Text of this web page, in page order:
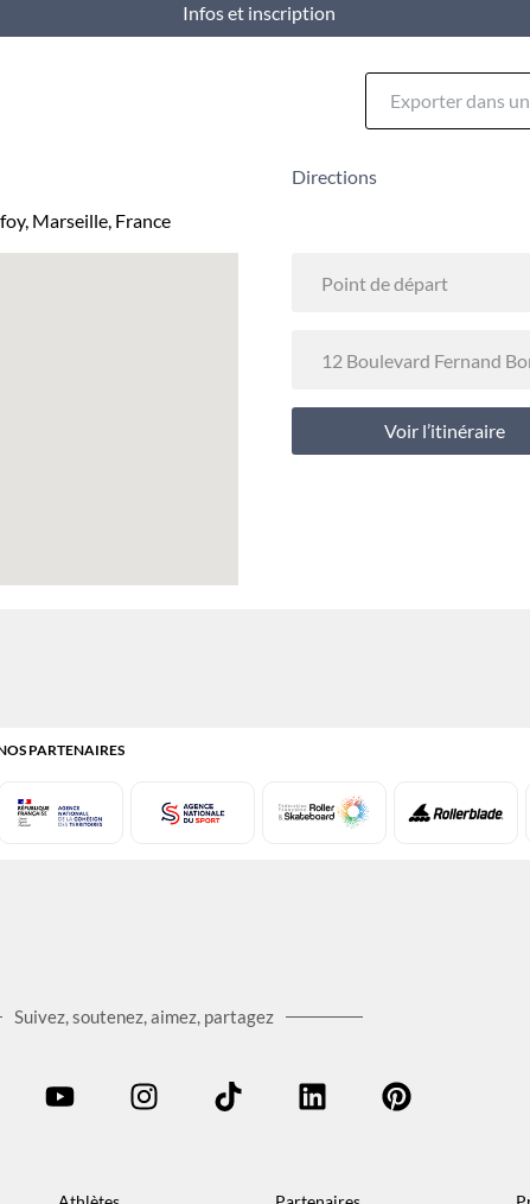
Infos et inscription
Exporter dans
Marseille, France
Directions
Voir l’itinéraire
PARTENAIRES
Suivez, soutenez, aimez, partagez